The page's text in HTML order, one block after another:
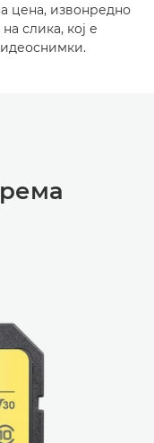
цена, извонредно
слика, кој е